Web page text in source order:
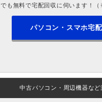
でも無料で宅配回収に伺います！
パソコン・スマホ宅
中古パソコン・周辺機器な